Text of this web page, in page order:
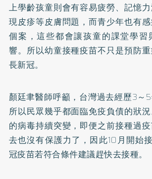
上學齡孩童則會有容易疲勞、記憶
現皮疹等皮膚問題，而青少年也有
個案，這些都會讓孩童的課堂學習
響。所以幼童接種疫苗不只是預防
長新冠。
顏廷聿醫師呼籲，台灣過去經歷3～
所以民眾幾乎都面臨免疫負債的狀
的病毒持續突變，即便之前接種過
去也沒有保護力了，因此10月開始
冠疫苗若符合條件建議趕快去接種。